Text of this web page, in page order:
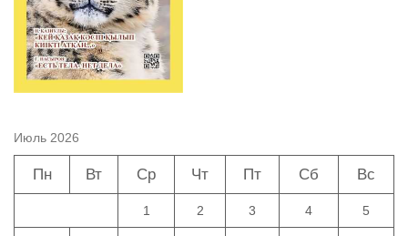
Июль 2026
Пн Вт Ср Чт Пт Сб Вс
1 2 3 4 5